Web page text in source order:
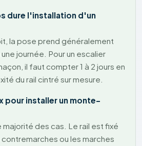
dure l'installation d'un
la pose prend généralement
journée. Pour un escalier
il faut compter 1 à 2 jours en
du rail cintré sur mesure.
pour installer un monte-
majorité des cas. Le rail est fixé
ou les marches